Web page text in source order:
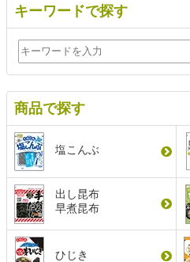
キーワードで探す
商品で探す
塩こんぶ
出し昆布
早煮昆布
ひじき